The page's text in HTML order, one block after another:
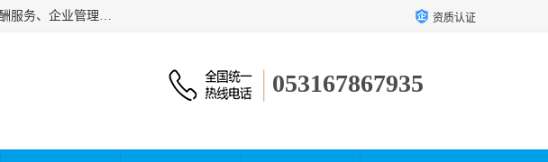
济南邦孚服务外包有限公司是专业从事灵活用工、人事代理、业务外包,社税优化、劳务外包、灵活经营、薪酬服务、企业管理咨询等的全国性的服务外包机构，邦孚人力—合法合规的灵活用工、人力外包、劳务派遣、共享经济财税优化专家，是国内提供企业人力资源综合解决方案有影响的人力资源公司之一。 资质认证
053167867935